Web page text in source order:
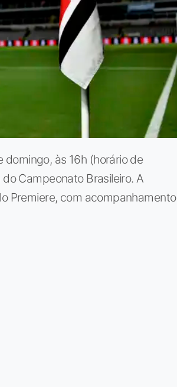
às 16h (horário de
Campeonato Brasileiro. A
Premiere, com acompanhamento